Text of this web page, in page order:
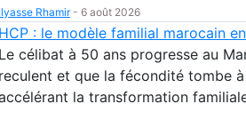
Ilyasse Rhamir- 6 août 2026
HCP : le modèle familial marocain
Le célibat à 50 ans progresse au
reculent et que la fécondité tombe
la transformation